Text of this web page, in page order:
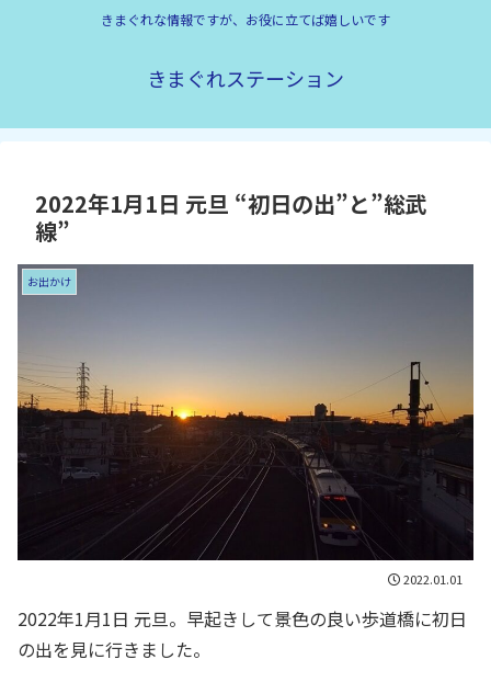
きまぐれな情報ですが、お役に立てば嬉しいです
きまぐれステーション
2022年1月1日 元旦 “初日の出”と”総武
線”
お出かけ
2022.01.01
2022年1月1日 元旦。早起きして景色の良い歩道橋に初日
の出を見に行きました。